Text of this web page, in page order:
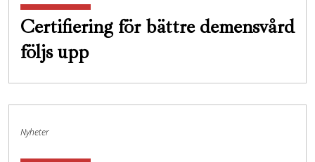
Certifiering för bättre demensvård
följs upp
Nyheter